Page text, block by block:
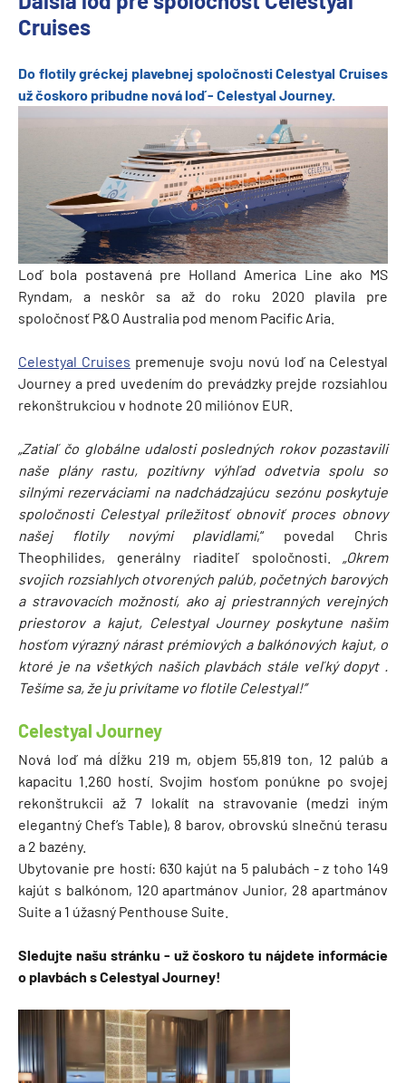
Cruises
Do flotily gréckej plavebnej spoločnosti Celestyal Cruises
už čoskoro pribudne nová loď - Celestyal Journey.
Loď bola postavená pre Holland America Line ako MS
Ryndam, a neskôr sa až do roku 2020 plavila pre
spoločnosť P&O Australia pod menom Pacific Aria.
Celestyal Cruises premenuje svoju novú loď na Celestyal
Journey a pred uvedením do prevádzky prejde rozsiahlou
rekonštrukciou v hodnote 20 miliónov EUR.
„Zatiaľ čo globálne udalosti posledných rokov pozastavili
naše plány rastu, pozitívny výhľad odvetvia spolu so
silnými rezerváciami na nadchádzajúcu sezónu poskytuje
spoločnosti Celestyal príležitosť obnoviť proces obnovy
našej flotily novými plavidlami,“ povedal Chris
Theophilides, generálny riaditeľ spoločnosti. „Okrem
svojich rozsiahlych otvorených palúb, početných barových
a stravovacích možností, ako aj priestranných verejných
priestorov a kajut, Celestyal Journey poskytune našim
hosťom výrazný nárast prémiových a balkónových kajut, o
ktoré je na všetkých našich plavbách stále veľký dopyt .
Tešíme sa, že ju privítame vo flotile Celestyal!’’
Celestyal Journey
Nová loď má dĺžku 219 m, objem 55,819 ton, 12 palúb a
kapacitu 1.260 hostí. Svojim hosťom ponúkne po svojej
rekonštrukcii až 7 lokalít na stravovanie (medzi iným
elegantný Chef’s Table), 8 barov, obrovskú slnečnú terasu
a 2 bazény.
Ubytovanie pre hostí: 630 kajút na 5 palubách - z toho 149
kajút s balkónom, 120 apartmánov Junior, 28 apartmánov
Suite a 1 úžasný Penthouse Suite.
Sledujte našu stránku - už čoskoro tu nájdete informácie
o plavbách s Celestyal Journey!